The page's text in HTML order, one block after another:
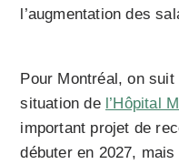
l’augmentation des
Pour Montréal, on
situation de l’Hôpital
important projet de
débuter en 2027,